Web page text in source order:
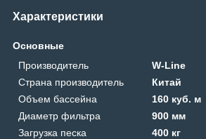
Характеристики
Основные
Производитель
W-Line
Страна производитель
Китай
Объем бассейна
160 куб. м
Диаметр фильтра
900 мм
Загрузка песка
400 кг